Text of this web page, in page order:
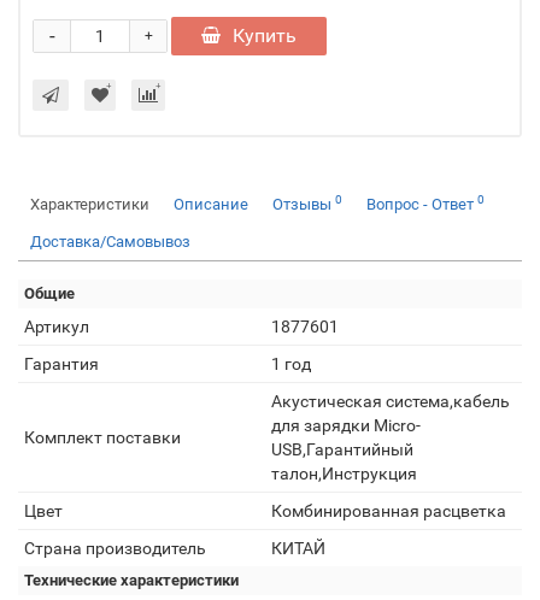
+
- Купить
Характеристики Описание Отзывы 0 Вопрос - Ответ 0
Доставка/Самовывоз
Общие
Артикул
1877601
Гарантия
1 год
Комплект поставки
Акустическая система,кабель
для зарядки Micro-
USB,Гарантийный
талон,Инструкция
Цвет
Комбинированная расцветка
Страна производитель
КИТАЙ
Технические характеристики